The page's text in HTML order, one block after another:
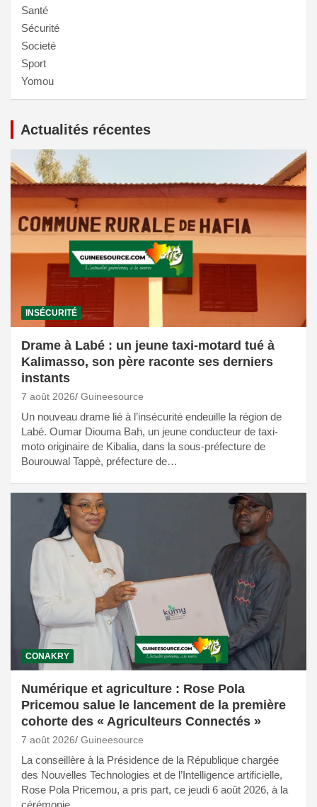
Santé
Sécurité
Societé
Sport
Yomou
Actualités récentes
INSÉCURITÉ
Drame à Labé : un jeune taxi-motard tué à
Kalimasso, son père raconte ses derniers
instants
7 août 2026 Guineesource
Un nouveau drame lié à l’insécurité endeuille la région de
Labé. Oumar Diouma Bah, un jeune conducteur de taxi-
moto originaire de Kibalia, dans la sous-préfecture de
Bourouwal Tappè, préfecture de…
CONAKRY
Numérique et agriculture : Rose Pola
Pricemou salue le lancement de la première
cohorte des « Agriculteurs Connectés »
7 août 2026 Guineesource
La conseillère à la Présidence de la République chargée
des Nouvelles Technologies et de l’Intelligence artificielle,
Rose Pola Pricemou, a pris part, ce jeudi 6 août 2026, à la
cérémonie…